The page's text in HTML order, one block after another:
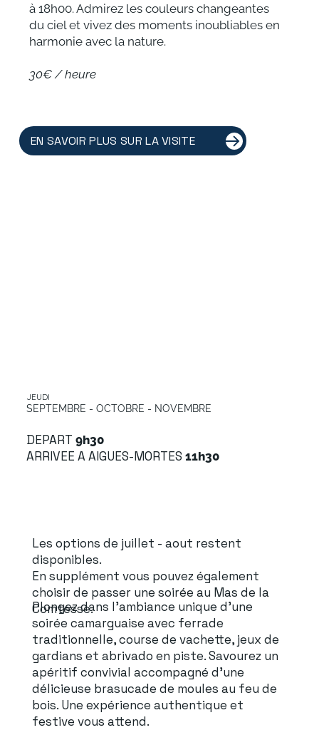
DEPART9h30
ARRIVEE A AIGUES-MORTES11h30
JEUDI
SEPTEMBRE - OCTOBRE - NOVEMBRE
Les options de juillet - aout restent
disponibles.
En supplément vous pouvez également
choisir de passer une soirée au Mas de la
Comtesse.
Plongez dans l'ambiance unique d'une
soirée camarguaise avec ferrade
traditionnelle, course de vachette, jeux de
gardians et abrivado en piste. Savourez un
apéritif convivial accompagné d'une
délicieuse brasucade de moules au feu de
bois. Une expérience authentique et
festive vous attend.
EN SAVOIR PLUS SUR LA VISITE
à 18h00. Admirez les couleurs changeantes
du ciel et vivez des moments inoubliables en
harmonie avec la nature.
30€ / heure